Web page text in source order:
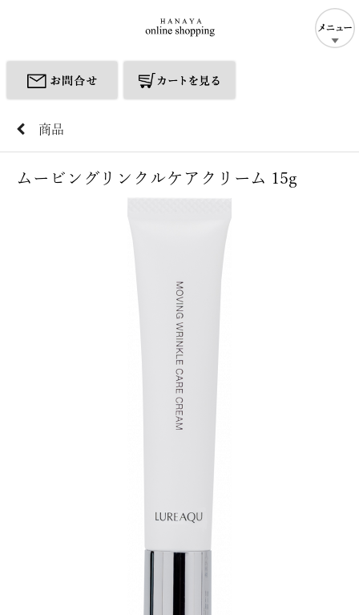
商品
ムービングリンクルケアクリーム 15g